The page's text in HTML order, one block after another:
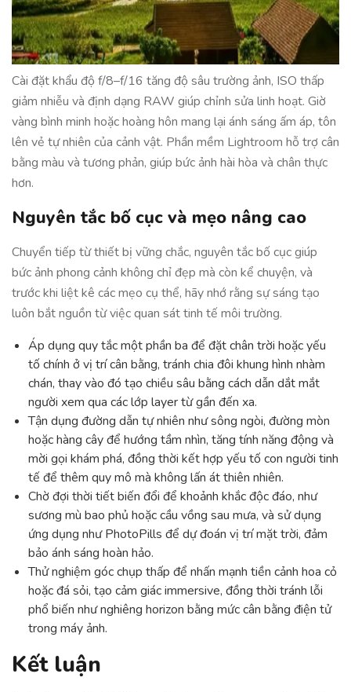
Cài đặt khẩu độ f/8–f/16 tăng độ sâu trường ảnh, ISO thấp
giảm nhiễu và định dạng RAW giúp chỉnh sửa linh hoạt. Giờ
vàng bình minh hoặc hoàng hôn mang lại ánh sáng ấm áp, tôn
lên vẻ tự nhiên của cảnh vật. Phần mềm Lightroom hỗ trợ cân
bằng màu và tương phản, giúp bức ảnh hài hòa và chân thực
hơn.
Nguyên tắc bố cục và mẹo nâng cao
Chuyển tiếp từ thiết bị vững chắc, nguyên tắc bố cục giúp
bức ảnh phong cảnh không chỉ đẹp mà còn kể chuyện, và
trước khi liệt kê các mẹo cụ thể, hãy nhớ rằng sự sáng tạo
luôn bắt nguồn từ việc quan sát tinh tế môi trường.
Áp dụng quy tắc một phần ba để đặt chân trời hoặc yếu
tố chính ở vị trí cân bằng, tránh chia đôi khung hình nhàm
chán, thay vào đó tạo chiều sâu bằng cách dẫn dắt mắt
người xem qua các lớp layer từ gần đến xa.
Tận dụng đường dẫn tự nhiên như sông ngòi, đường mòn
hoặc hàng cây để hướng tầm nhìn, tăng tính năng động và
mời gọi khám phá, đồng thời kết hợp yếu tố con người tinh
tế để thêm quy mô mà không lấn át thiên nhiên.
Chờ đợi thời tiết biến đổi để khoảnh khắc độc đáo, như
sương mù bao phủ hoặc cầu vồng sau mưa, và sử dụng
ứng dụng như PhotoPills để dự đoán vị trí mặt trời, đảm
bảo ánh sáng hoàn hảo.
Thử nghiệm góc chụp thấp để nhấn mạnh tiền cảnh hoa cỏ
hoặc đá sỏi, tạo cảm giác immersive, đồng thời tránh lỗi
phổ biến như nghiêng horizon bằng mức cân bằng điện tử
trong máy ảnh.
Kết luận